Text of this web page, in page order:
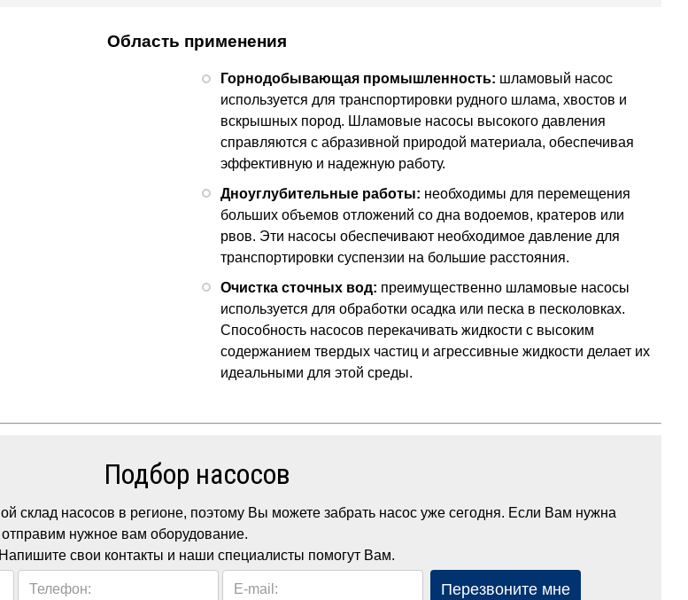
Область применения
Горнодобывающая промышленность: шламовый насос
используется для транспортировки рудного шлама, хвостов и
вскрышных пород. Шламовые насосы высокого давления
справляются с абразивной природой материала, обеспечивая
эффективную и надежную работу.
Дноуглубительные работы: необходимы для перемещения
больших объемов отложений со дна водоемов, кратеров или
рвов. Эти насосы обеспечивают необходимое давление для
транспортировки суспензии на большие расстояния.
Очистка сточных вод: преимущественно шламовые насосы
используется для обработки осадка или песка в песколовках.
Способность насосов перекачивать жидкости с высоким
содержанием твердых частиц и агрессивные жидкости делает их
идеальными для этой среды.
Подбор насосов
насосов в регионе, поэтому Вы можете забрать насос уже сегодня. Если Вам нужна
нужное вам оборудование.
Напишите свои контакты и наши специалисты помогут Вам.
Телефон: E-mail: Перезвоните мне